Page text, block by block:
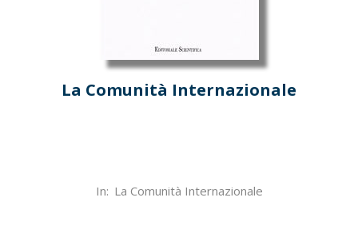
La Comunità Internazionale
In: La Comunità Internazionale